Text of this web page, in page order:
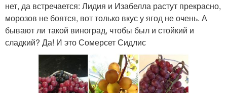
нет, да встречается: Лидия и Изабелла растут прекрасно,
морозов не боятся, вот только вкус у ягод не очень. А
бывают ли такой виноград, чтобы был и стойкий и
сладкий? Да! И это Сомерсет Сидлис